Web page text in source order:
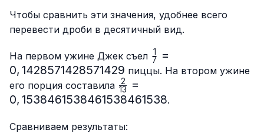
Чтобы сравнить эти значения, удобнее всего
перевести дроби в десятичный вид.
На первом ужине Джек съел \frac{1}
7
1
=
0, 1428571428571429 пиццы. На втором ужине
его порция составила \frac{2}
13
2
=
0, 1538461538461538461538.
Сравниваем результаты: